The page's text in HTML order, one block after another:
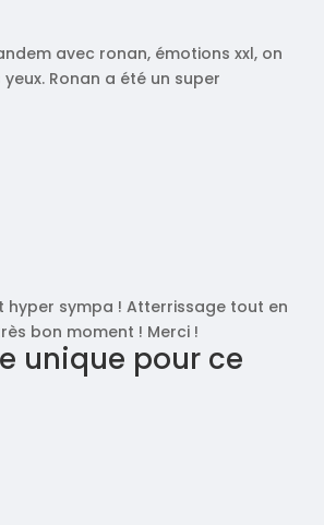
avec ronan, émotions xxl, on
Ronan a été un super
hyper sympa ! Atterrissage tout en
bon moment ! Merci !
unique pour ce